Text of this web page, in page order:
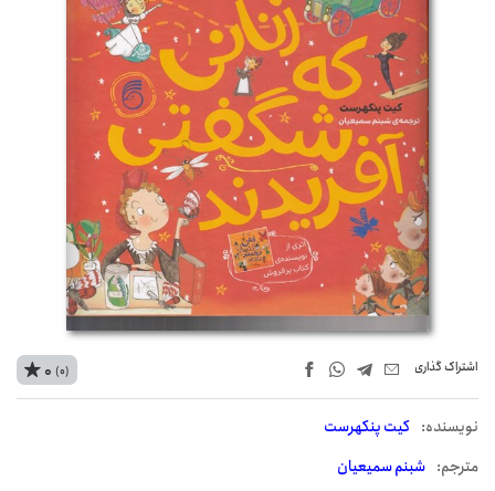
اشتراک‌ گذاری
نويسنده: کیت پنکهرست
مترجم: شبنم سمیعیان
0 (0)